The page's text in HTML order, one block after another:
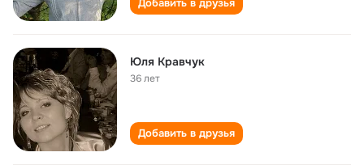
Добавить в друзья
Юля Кравчук
36 лет
Добавить в друзья